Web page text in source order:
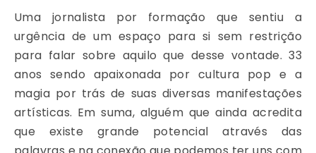
Uma jornalista por formação que sentiu a
urgência de um espaço para si sem restrição
para falar sobre aquilo que desse vontade. 33
anos sendo apaixonada por cultura pop e a
magia por trás de suas diversas manifestações
artísticas. Em suma, alguém que ainda acredita
que existe grande potencial através das